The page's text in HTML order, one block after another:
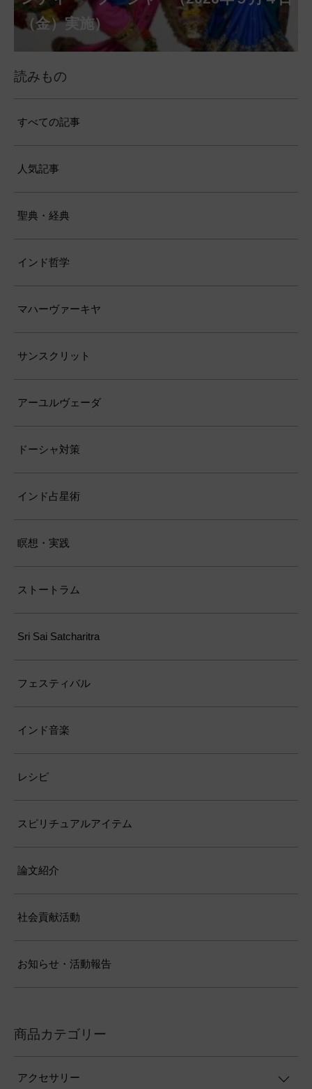
（月）実施）
28日（金）実施）
月31日（月）実施）
（金）実施）
14日（月）実施）
日（土）実施）
月10日（土）実施）
施）
（金）実施）
仕）
ポストコロナ福祉活動支援募金
読みもの
すべての記事
人気記事
聖典・経典
インド哲学
マハーヴァーキヤ
サンスクリット
アーユルヴェーダ
ドーシャ対策
インド占星術
瞑想・実践
ストートラム
Sri Sai Satcharitra
フェスティバル
インド音楽
レシピ
スピリチュアルアイテム
論文紹介
社会貢献活動
お知らせ・活動報告
商品カテゴリー
アクセサリー